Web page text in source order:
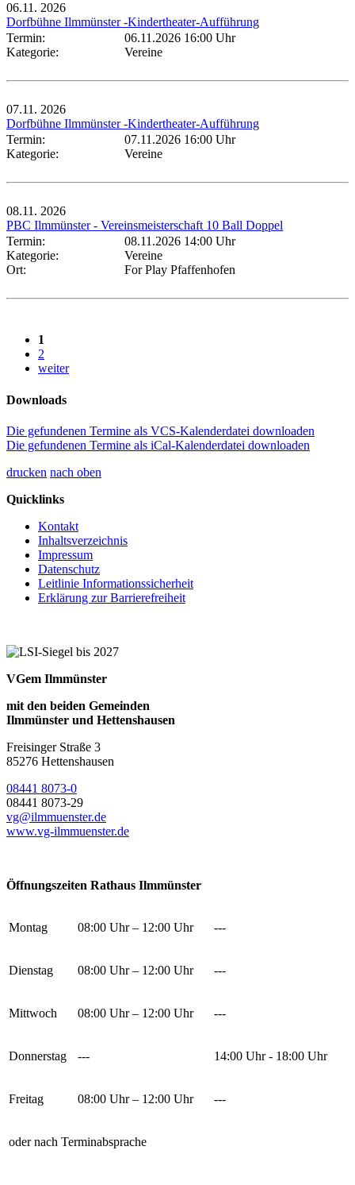
06.11. 2026
Dorfbühne Ilmmünster -Kindertheater-Aufführung
Termin:
06.11.2026 16:00 Uhr
Kategorie:
Vereine
07.11. 2026
Dorfbühne Ilmmünster -Kindertheater-Aufführung
Termin:
07.11.2026 16:00 Uhr
Kategorie:
Vereine
08.11. 2026
PBC Ilmmünster - Vereinsmeisterschaft 10 Ball Doppel
Termin:
08.11.2026 14:00 Uhr
Kategorie:
Vereine
Ort:
For Play Pfaffenhofen
1
2
weiter
Downloads
Die gefundenen Termine als VCS-Kalenderdatei downloaden
Die gefundenen Termine als iCal-Kalenderdatei downloaden
drucken nach oben
Quicklinks
Kontakt
Inhaltsverzeichnis
Impressum
Datenschutz
Leitlinie Informationssicherheit
Erklärung zur Barrierefreiheit
VGem Ilmmünster
mit den beiden Gemeinden
Ilmmünster und Hettenshausen
Freisinger Straße 3
85276 Hettenshausen
08441 8073-0
08441 8073-29
vg@ilmmuenster.de
www.vg-ilmmuenster.de
Öffnungszeiten Rathaus Ilmmünster
Montag 08:00 Uhr – 12:00 Uhr ---
Dienstag 08:00 Uhr – 12:00 Uhr ---
Mittwoch 08:00 Uhr – 12:00 Uhr ---
Donnerstag --- 14:00 Uhr - 18:00 Uhr
Freitag 08:00 Uhr – 12:00 Uhr ---
oder nach Terminabsprache